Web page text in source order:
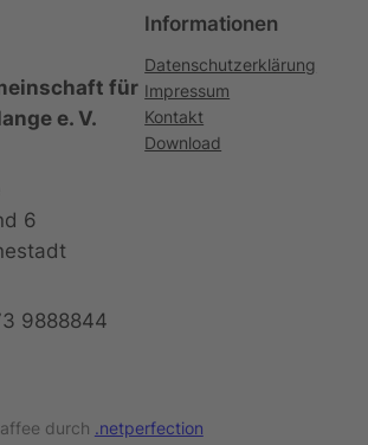
für
e. V.
6
9888844
Informationen
Datenschutzerklärung
Impressum
Kontakt
Download
durch .netperfection